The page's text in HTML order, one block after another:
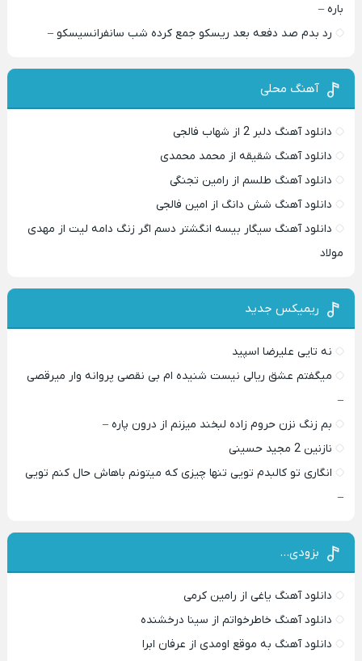
باره –
رد بدم صد دفعه بعد ریسکو جمع کرده شب سانفرانسیسکو –
آهنگ محلی
دانلود آهنگ دلبر 2 از شهاب فالجی
دانلود آهنگ شقیقه از محمد محمدی
دانلود آهنگ طلسم از رامین تجنگی
دانلود آهنگ شش دانگ از امین فالجی
دانلود آهنگ سیگار بیسه انگشتر دسم اگر زنگ دامه لیت از مهدی
مولاد
ریمیکس جدید
نه تایی علیرضا اسپید
میگفتم عشق ریالی نیست شنیده ام بی نقصی پروانه وار میرقصی
–
بم زنگ نزن حروم زاده لبخند میزنم از درون پاره –
نازنین 2 مجید حسینی
انگاری تو کالبدم تویی تنها چیزی که میتونم باهاش حال کنم تویی
–
بزودی…
دانلود آهنگ یاغی از رامین کرمی
دانلود آهنگ خاطرخواتم از سینا درخشنده
دانلود آهنگ به موقع اومدی از عرفان ابرا